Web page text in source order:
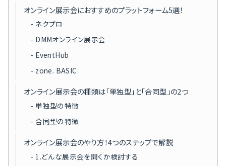
オンライン展示会におすすめのプラットフォーム5選！
ネクプロ
DMMオンライン展示会
EventHub
zone. BASIC
オンライン展示会の種類は「単独型」と「合同型」の2つ
単独型の特徴
合同型の特徴
オンライン展示会のやり方！4つのステップで解説
1.どんな展示会を開くか検討する